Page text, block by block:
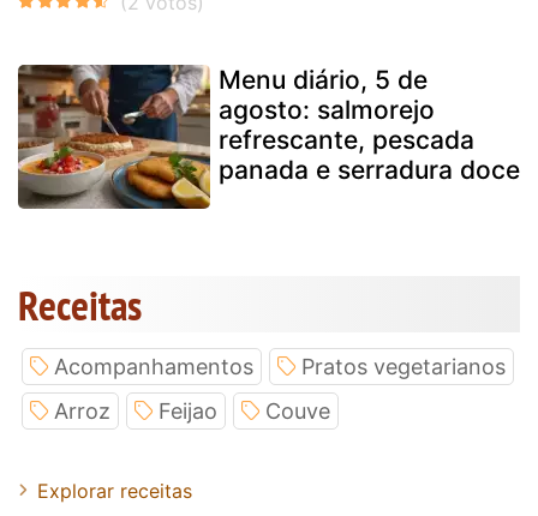
Menu diário, 5 de
agosto: salmorejo
refrescante, pescada
panada e serradura doce
Receitas
Acompanhamentos
Pratos vegetarianos
Arroz
Feijao Couve
Explorar receitas